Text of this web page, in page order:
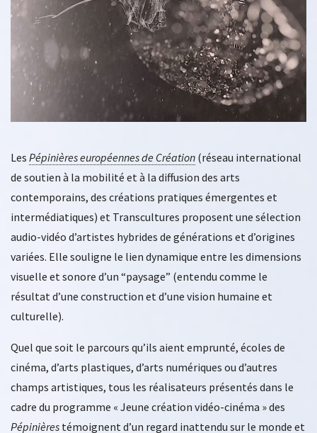
Les Pépinières européennes de Création (réseau international
de soutien à la mobilité et à la diffusion des arts
contemporains, des créations pratiques émergentes et
intermédiatiques) et Transcultures proposent une sélection
audio-vidéo d’artistes hybrides de générations et d’origines
variées. Elle souligne le lien dynamique entre les dimensions
visuelle et sonore d’un “paysage” (entendu comme le
résultat d’une construction et d’une vision humaine et
culturelle).
Quel que soit le parcours qu’ils aient emprunté, écoles de
cinéma, d’arts plastiques, d’arts numériques ou d’autres
champs artistiques, tous les réalisateurs présentés dans le
cadre du programme « Jeune création vidéo-cinéma » des
Pépinières témoignent d’un regard inattendu sur le monde et